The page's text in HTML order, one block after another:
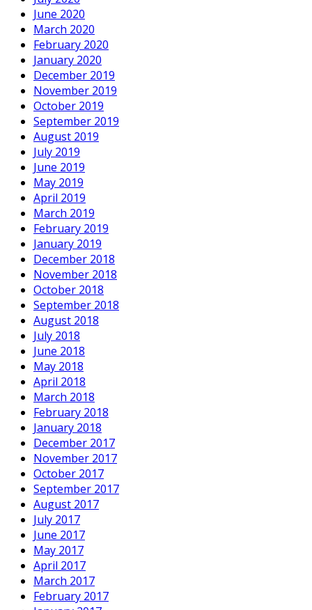
June 2020
March 2020
February 2020
January 2020
December 2019
November 2019
October 2019
September 2019
August 2019
July 2019
June 2019
May 2019
April 2019
March 2019
February 2019
January 2019
December 2018
November 2018
October 2018
September 2018
August 2018
July 2018
June 2018
May 2018
April 2018
March 2018
February 2018
January 2018
December 2017
November 2017
October 2017
September 2017
August 2017
July 2017
June 2017
May 2017
April 2017
March 2017
February 2017